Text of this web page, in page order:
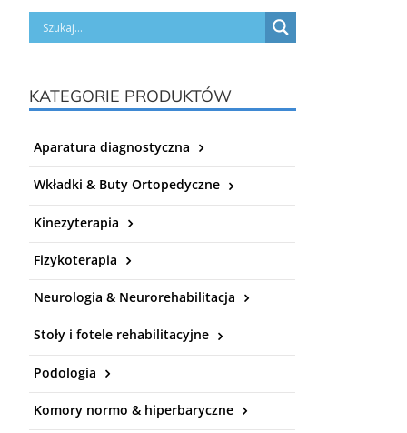
KATEGORIE PRODUKTÓW
Aparatura diagnostyczna
Wkładki & Buty Ortopedyczne
Kinezyterapia
Fizykoterapia
Neurologia & Neurorehabilitacja
Stoły i fotele rehabilitacyjne
Podologia
Komory normo & hiperbaryczne